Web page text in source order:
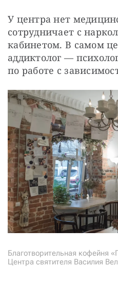
У центра нет
сотрудничает с
кабинетом. В самом
аддиктолог —
по работе с
Благотворительная кофейня
Центра святителя Василия